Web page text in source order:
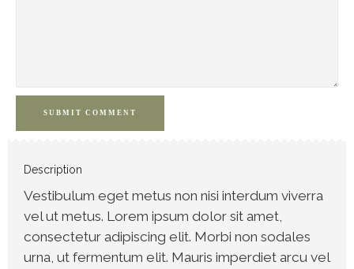
SUBMIT COMMENT
Description
Vestibulum eget metus non nisi interdum viverra
vel ut metus. Lorem ipsum dolor sit amet,
consectetur adipiscing elit. Morbi non sodales
urna, ut fermentum elit. Mauris imperdiet arcu vel